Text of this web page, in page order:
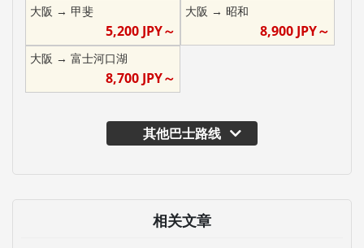
大阪 → 甲斐
5,200JPY～
大阪 → 昭和
8,900 JPY～
大阪 → 富士河口湖
8,700JPY～
其他巴士路线
相关文章